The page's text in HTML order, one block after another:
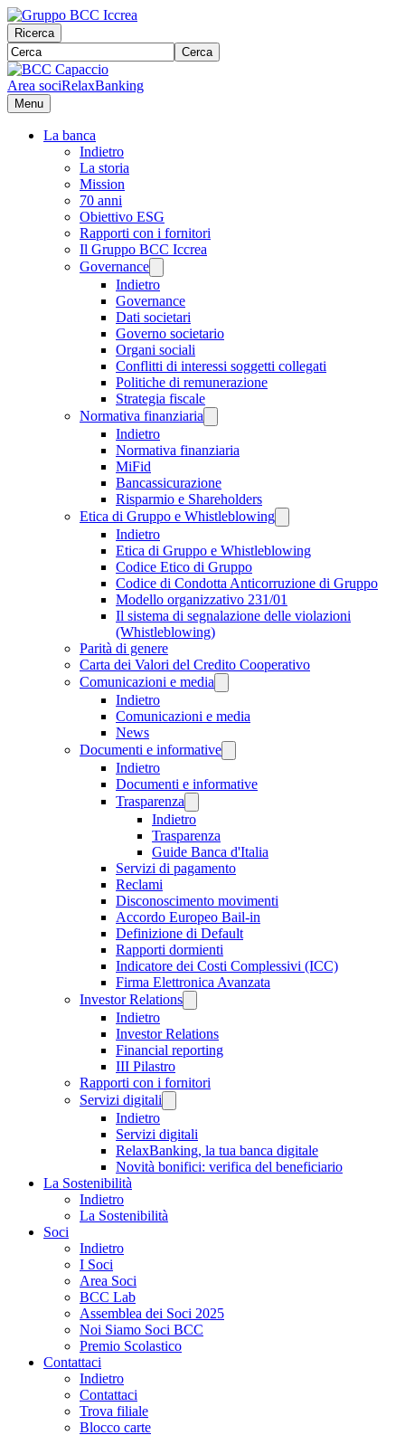
Ricerca
Cerca
Area sociRelaxBanking
Menu
La banca
Indietro
La storia
Mission
70 anni
Obiettivo ESG
Rapporti con i fornitori
Il Gruppo BCC Iccrea
Governance
Indietro
Governance
Dati societari
Governo societario
Organi sociali
Conflitti di interessi soggetti collegati
Politiche di remunerazione
Strategia fiscale
Normativa finanziaria
Indietro
Normativa finanziaria
MiFid
Bancassicurazione
Risparmio e Shareholders
Etica di Gruppo e Whistleblowing
Indietro
Etica di Gruppo e Whistleblowing
Codice Etico di Gruppo
Codice di Condotta Anticorruzione di Gruppo
Modello organizzativo 231/01
Il sistema di segnalazione delle violazioni
(Whistleblowing)
Parità di genere
Carta dei Valori del Credito Cooperativo
Comunicazioni e media
Indietro
Comunicazioni e media
News
Documenti e informative
Indietro
Documenti e informative
Trasparenza
Indietro
Trasparenza
Guide Banca d'Italia
Servizi di pagamento
Reclami
Disconoscimento movimenti
Accordo Europeo Bail-in
Definizione di Default
Rapporti dormienti
Indicatore dei Costi Complessivi (ICC)
Firma Elettronica Avanzata
Investor Relations
Indietro
Investor Relations
Financial reporting
III Pilastro
Rapporti con i fornitori
Servizi digitali
Indietro
Servizi digitali
RelaxBanking, la tua banca digitale
Novità bonifici: verifica del beneficiario
La Sostenibilità
Indietro
La Sostenibilità
Soci
Indietro
I Soci
Area Soci
BCC Lab
Assemblea dei Soci 2025
Noi Siamo Soci BCC
Premio Scolastico
Contattaci
Indietro
Contattaci
Trova filiale
Blocco carte